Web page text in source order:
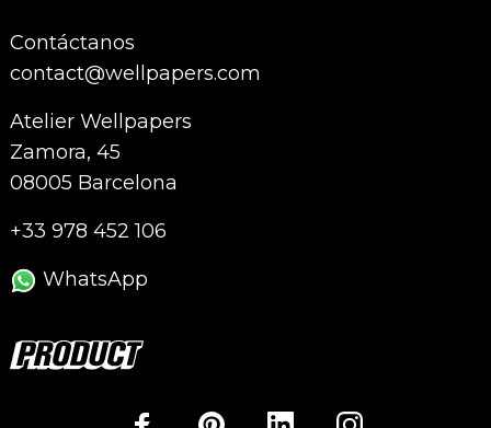
Contáctanos
contact@wellpapers.com
Atelier Wellpapers
Zamora, 45
08005 Barcelona
+33 978 452 106
WhatsApp